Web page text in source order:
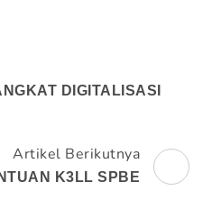
DIGITALISASI
Artikel Berikutnya
K3LL SPBE